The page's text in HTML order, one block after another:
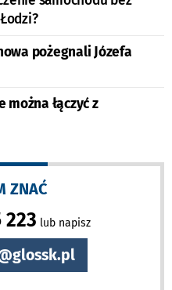
pożegnali Józefa
można łączyć z
ZNAĆ
223 lub napisz